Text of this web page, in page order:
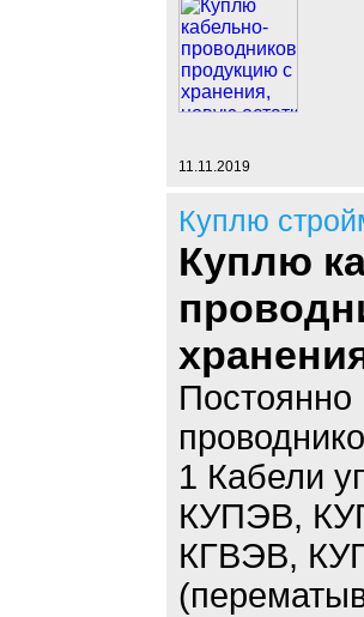
11.11.2019
Куплю
Куплю
Постоянно
1 Кабели
КУПЭВ,
КГВЭВ,